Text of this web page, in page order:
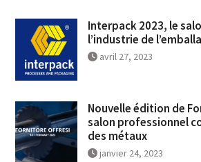
Interpack 2023, le
l’industrie de
avril 27, 2023
Nouvelle édition de
salon professionnel
des métaux
janvier 24, 2023